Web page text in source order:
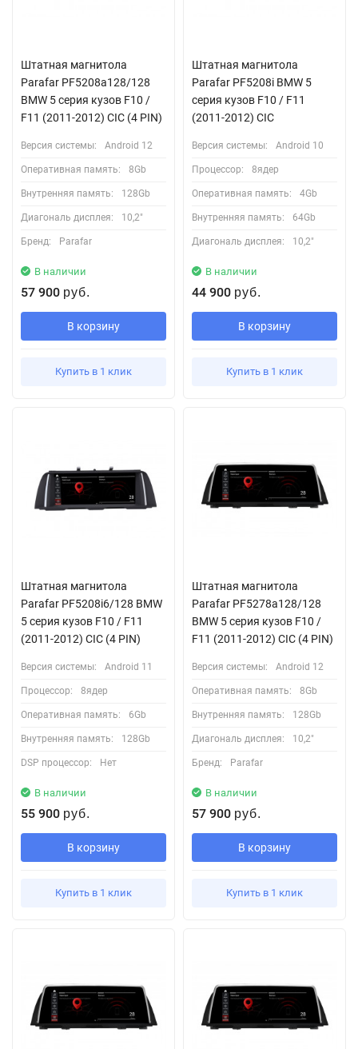
Штатная магнитола
Parafar PF5208a128/128
BMW 5 серия кузов F10 /
F11 (2011-2012) CIC (4 PIN)
Версия системы: Android 12
Оперативная память: 8Gb
Внутренняя память: 128Gb
Диагональ дисплея: 10,2"
Бренд: Parafar
В наличии
57 900 руб.
В корзину
Купить в 1 клик
Штатная магнитола
Parafar PF5208i BMW 5
серия кузов F10 / F11
(2011-2012) CIC
Версия системы: Android 10
Процессор: 8ядер
Оперативная память: 4Gb
Внутренняя память: 64Gb
Диагональ дисплея: 10,2"
В наличии
44 900 руб.
В корзину
Купить в 1 клик
Штатная магнитола
Parafar PF5208i6/128 BMW
5 серия кузов F10 / F11
(2011-2012) CIC (4 PIN)
Версия системы: Android 11
Процессор: 8ядер
Оперативная память: 6Gb
Внутренняя память: 128Gb
DSP процессор: Нет
В наличии
55 900 руб.
В корзину
Купить в 1 клик
Штатная магнитола
Parafar PF5278a128/128
BMW 5 серия кузов F10 /
F11 (2011-2012) CIC (4 PIN)
Версия системы: Android 12
Оперативная память: 8Gb
Внутренняя память: 128Gb
Диагональ дисплея: 10,2"
Бренд: Parafar
В наличии
57 900 руб.
В корзину
Купить в 1 клик